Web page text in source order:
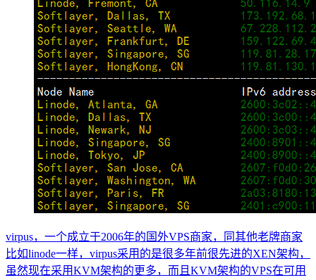
virpus，一个成立于2006年的国外VPS商家，同其他老牌商家
比如linode一样，virpus采用的是很多年前很先进的XEN架构，
虽然现在采用KVM架构的更多，而且KVM架构的VPS在可用